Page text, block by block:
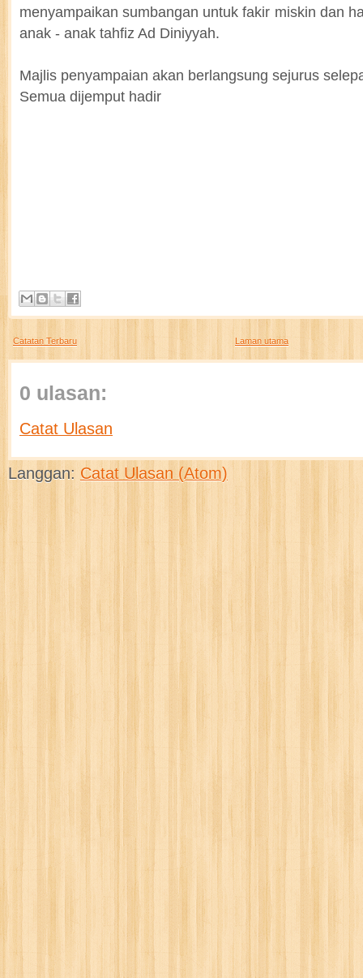
menyampaikan sumbangan untuk fakir miskin dan
anak - anak tahfiz Ad Diniyyah.
Majlis penyampaian akan berlangsung sejurus
Semua dijemput hadir
Catatan Terbaru Laman utama
0 ulasan:
Catat Ulasan
Langgan: Catat Ulasan (Atom)